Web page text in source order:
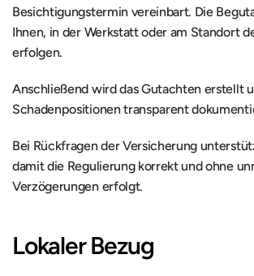
Besichtigungstermin vereinbart. Die
Ihnen, in der Werkstatt oder am Standort
erfolgen.
Anschließend wird das Gutachten erstellt
Schadenpositionen transparent
Bei Rückfragen der Versicherung
damit die Regulierung korrekt und ohne
Verzögerungen erfolgt.
Lokaler Bezug